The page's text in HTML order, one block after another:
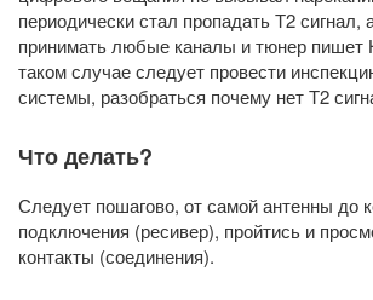
периодически стал пропадать Т2 сигнал,
принимать любые каналы и тюнер пишет
таком случае следует провести
системы, разобраться почему нет Т2
Что делать?
Следует пошагово, от самой антенны до
подключения (ресивер), пройтись и
контакты (соединения).